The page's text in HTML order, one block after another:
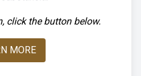
click the button below.
MORE